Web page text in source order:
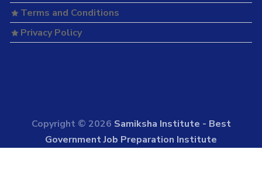
Terms and Conditions
Privacy Policy
Copyright © 2026 Samiksha Institute - Best
Government Job Preparation Institute